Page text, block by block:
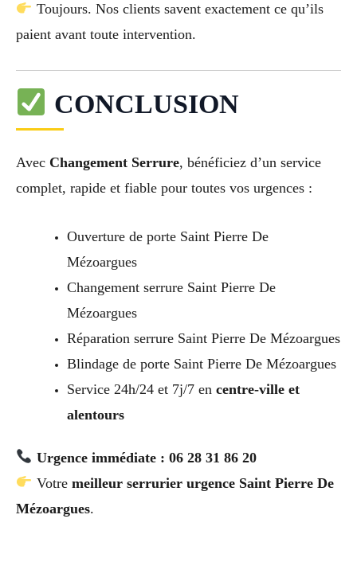
Toujours. Nos clients savent exactement ce qu’ils
paient avant toute intervention.
CONCLUSION
Avec Changement Serrure, bénéficiez d’un service
complet, rapide et fiable pour toutes vos urgences :
Ouverture de porte Saint Pierre De
Mézoargues
Changement serrure Saint Pierre De
Mézoargues
Réparation serrure Saint Pierre De Mézoargues
Blindage de porte Saint Pierre De Mézoargues
Service 24h/24 et 7j/7 en centre-ville et
alentours
Urgence immédiate : 06 28 31 86 20
Votre meilleur serrurier urgence Saint Pierre De
Mézoargues.